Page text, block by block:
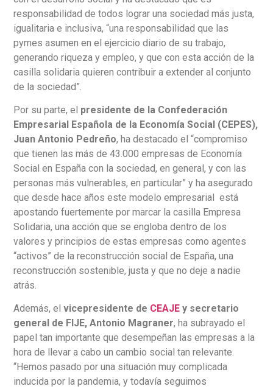
responsabilidad de todos lograr una sociedad más justa,
igualitaria e inclusiva, “una responsabilidad que las
pymes asumen en el ejercicio diario de su trabajo,
generando riqueza y empleo, y que con esta acción de la
casilla solidaria quieren contribuir a extender al conjunto
de la sociedad”.
Por su parte, el presidente de la Confederación
Empresarial Española de la Economía Social (CEPES),
Juan Antonio Pedreño, ha destacado el “compromiso
que tienen las más de 43.000 empresas de Economía
Social en España con la sociedad, en general, y con las
personas más vulnerables, en particular” y ha asegurado
que desde hace años este modelo empresarial está
apostando fuertemente por marcar la casilla Empresa
Solidaria, una acción que se engloba dentro de los
valores y principios de estas empresas como agentes
“activos” de la reconstrucción social de España, una
reconstrucción sostenible, justa y que no deje a nadie
atrás.
Además, elvicepresidente de CEAJE y secretario
general de FIJE, Antonio Magraner, ha subrayado el
papel tan importante que desempeñan las empresas a la
hora de llevar a cabo un cambio social tan relevante.
“Hemos pasado por una situación muy complicada
inducida por la pandemia, y todavía seguimos